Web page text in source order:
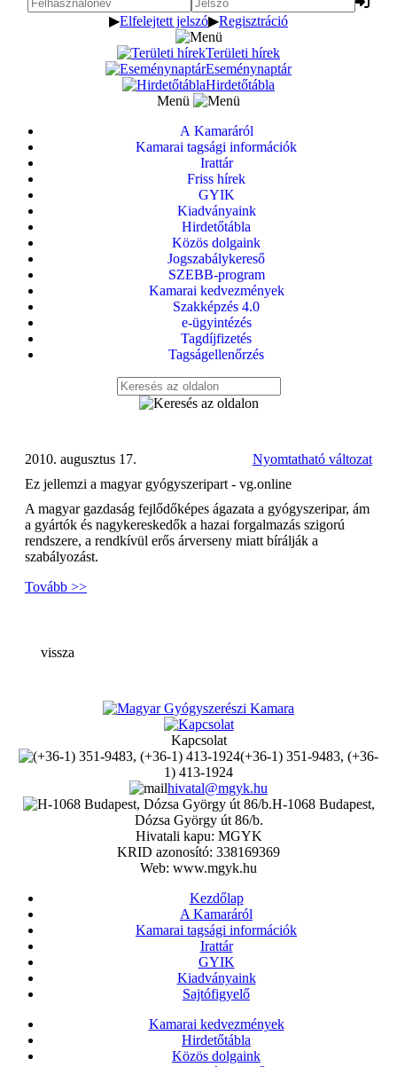
▶Elfelejtett jelszó▶Regisztráció
Területi hírek
Eseménynaptár
Hirdetőtábla
Menü
A Kamaráról
Kamarai tagsági információk
Irattár
Friss hírek
GYIK
Kiadványaink
Hirdetőtábla
Közös dolgaink
Jogszabálykereső
SZEBB-program
Kamarai kedvezmények
Szakképzés 4.0
e-ügyintézés
Tagdíjfizetés
Tagságellenőrzés
Nyomtatható változat
2010. augusztus 17.
Ez jellemzi a magyar gyógyszeripart - vg.online
A magyar gazdaság fejlődőképes ágazata a gyógyszeripar, ám
a gyártók és nagykereskedők a hazai forgalmazás szigorú
rendszere, a rendkívül erős árverseny miatt bírálják a
szabályozást.
Tovább >>
vissza
Kapcsolat
(+36-1) 351-9483, (+36-
1) 413-1924
hivatal@mgyk.hu
H-1068 Budapest,
Dózsa György út 86/b.
Hivatali kapu: MGYK
KRID azonosító: 338169369
Web: www.mgyk.hu
Kezdőlap
A Kamaráról
Kamarai tagsági információk
Irattár
GYIK
Kiadványaink
Sajtófigyelő
Kamarai kedvezmények
Hirdetőtábla
Közös dolgaink